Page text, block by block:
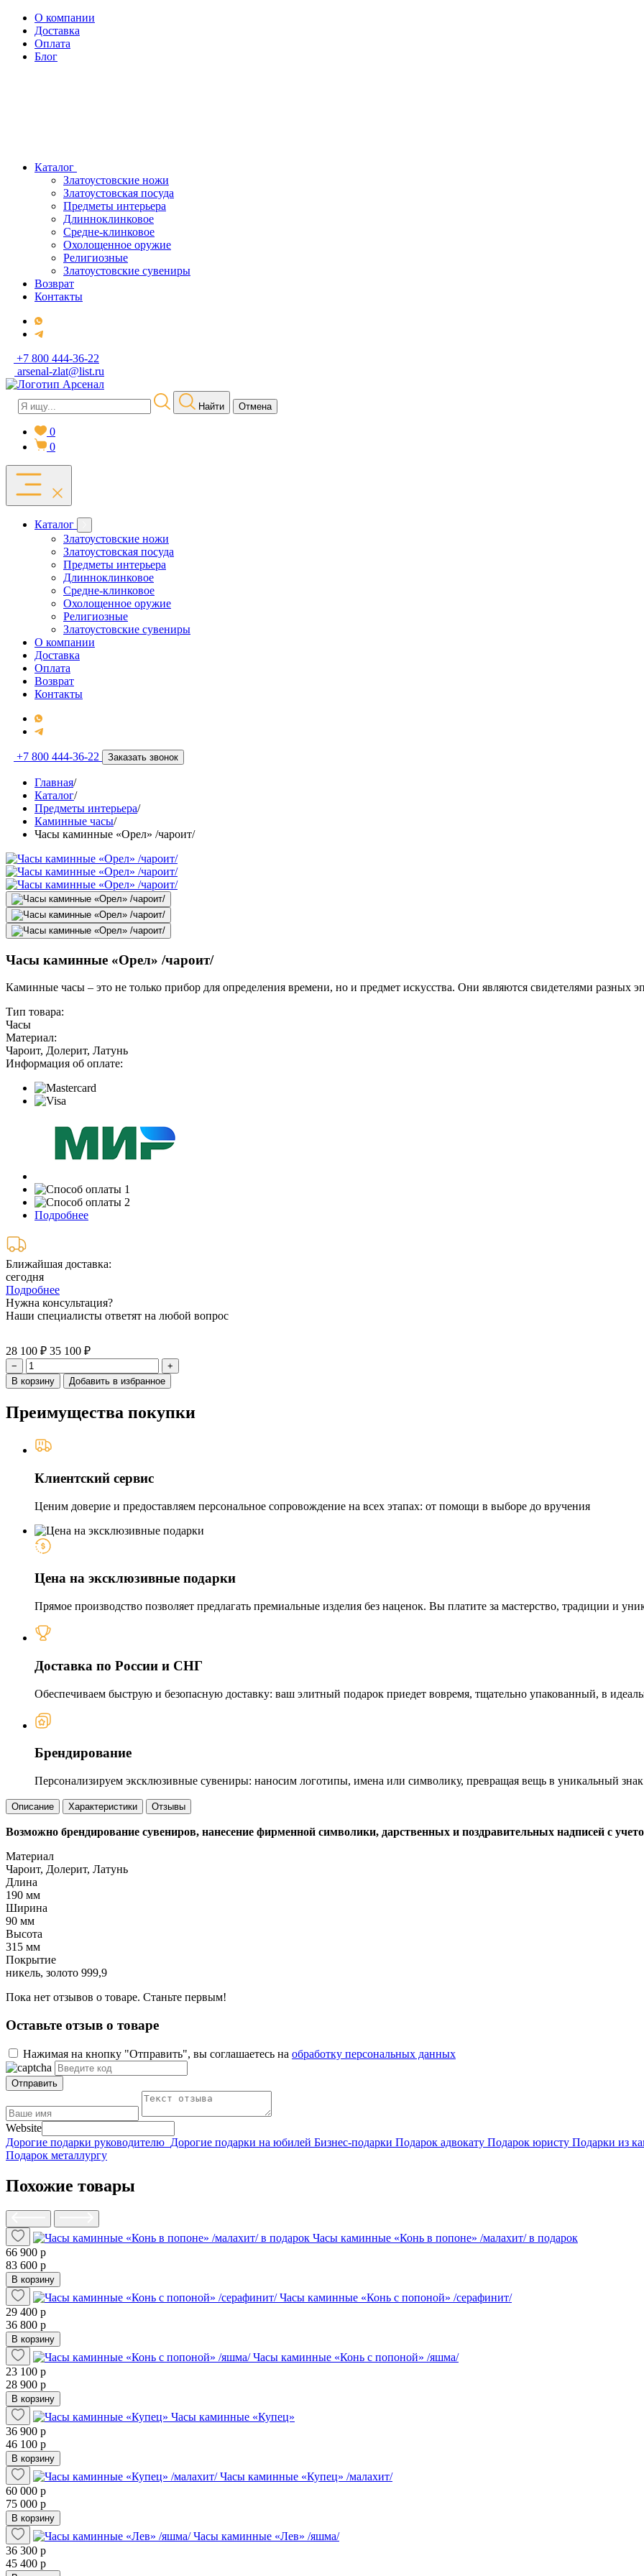
О компании
Доставка
Оплата
Блог
Каталог
Златоустовские ножи
Златоустовская посуда
Предметы интерьера
Длинноклинковое
Средне-клинковое
Охолощенное оружие
Религиозные
Златоустовские сувениры
Возврат
Контакты
+7 800 444-36-22
arsenal-zlat@list.ru
Найти Отмена
0
0
Каталог
Златоустовские ножи
Златоустовская посуда
Предметы интерьера
Длинноклинковое
Средне-клинковое
Охолощенное оружие
Религиозные
Златоустовские сувениры
О компании
Доставка
Оплата
Возврат
Контакты
+7 800 444-36-22 Заказать звонок
Главная/
Каталог/
Предметы интерьера/
Каминные часы/
Часы каминные «Орел» /чароит/
Часы каминные «Орел» /чароит/
Каминные часы – это не только прибор для определения времени, но и предмет искусства. Они являются свидетелями разных
Тип товара:
Часы
Материал:
Чароит, Долерит, Латунь
Информация об оплате:
Подробнее
Ближайшая доставка:
сегодня
Подробнее
Нужна консультация?
Наши специалисты ответят на любой вопрос
28 100 ₽ 35 100 ₽
−
+
В корзину
Добавить в избранное
Преимущества покупки
Клиентский сервис
Ценим доверие и предоставляем персональное сопровождение на всех этапах: от помощи в выборе до вручения
Цена на эксклюзивные подарки
Прямое производство позволяет предлагать премиальные изделия без наценок. Вы платите за мастерство, традиции и
Доставка по России и СНГ
Обеспечиваем быструю и безопасную доставку: ваш элитный подарок приедет вовремя, тщательно упакованный, в
Брендирование
Персонализируем эксклюзивные сувениры: наносим логотипы, имена или символику, превращая вещь в уникальный знак
Описание Характеристики Отзывы
Возможно брендирование сувениров, нанесение фирменной символики, дарственных и поздравительных надписей с
Материал
Чароит, Долерит, Латунь
Длина
190 мм
Ширина
90 мм
Высота
315 мм
Покрытие
никель, золото 999,9
Пока нет отзывов о товаре. Станьте первым!
Оставьте отзыв о товаре
Нажимая на кнопку "Отправить", вы соглашаетесь на обработку персональных данных
Отправить
Website
Дорогие подарки руководителю Дорогие подарки на юбилей Бизнес-подарки Подарок адвокату Подарок юристу Подарки из
Подарок металлургу
Похожие товары
Часы каминные «Конь в попоне» /малахит/ в подарок
66 900 р
83 600 р
В корзину
Часы каминные «Конь с попоной» /серафинит/
29 400 р
36 800 р
В корзину
Часы каминные «Конь с попоной» /яшма/
23 100 р
28 900 р
В корзину
Часы каминные «Купец»
36 900 р
46 100 р
В корзину
Часы каминные «Купец» /малахит/
60 000 р
75 000 р
В корзину
Часы каминные «Лев» /яшма/
36 300 р
45 400 р